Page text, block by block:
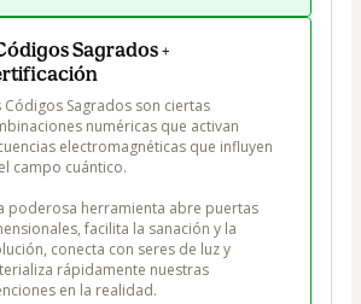
Sagrados +
Códigos Sagrados son ciertas
numéricas que activan
electromagnéticas que influyen
campo cuántico.
poderosa herramienta abre puertas
facilita la sanación y la
conecta con seres de luz y
rápidamente nuestras
en la realidad.